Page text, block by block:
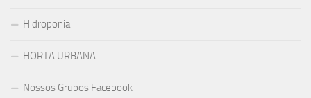
Hidroponia
HORTA URBANA
Nossos Grupos Facebook